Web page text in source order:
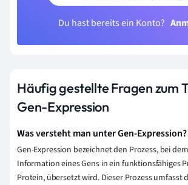
Du hast bereits ein Konto?
Häufig gestellte Fragen zum
Gen-Expression
Was versteht man unter Gen-Expression?
Gen-Expression bezeichnet den Prozess, bei
Information eines Gens in ein funktionsfähiges
Protein, übersetzt wird. Dieser Prozess umfasst